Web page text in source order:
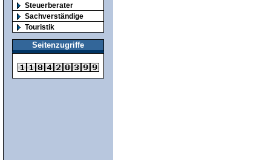
Steuerberater
Sachverständige
Touristik
Seitenzugriffe